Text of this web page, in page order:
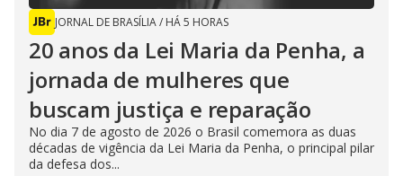
JORNAL DE BRASÍLIA/ HÁ 5 HORAS
20 anos da Lei Maria da Penha, a
jornada de mulheres que
buscam justiça e reparação
No dia 7 de agosto de 2026 o Brasil comemora as duas
décadas de vigência da Lei Maria da Penha, o principal pilar
da defesa dos...